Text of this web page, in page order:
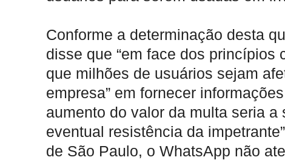
Conforme a determinação desta
disse que “em face dos
que milhões de usuários sejam
empresa” em fornecer
aumento do valor da multa seria
eventual resistência da
de São Paulo, o WhatsApp não